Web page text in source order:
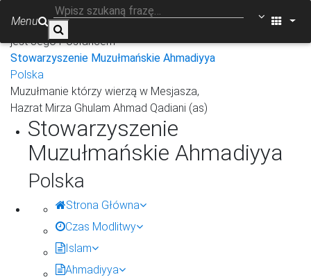
W imię Allaha Miłosiernego Litościwego
Nie ma nikogo godnego czci oprócz Allaha i Muhammad
jest Jego Posłańcem
Stowarzyszenie Muzułmańskie Ahmadiyya
Polska
Muzułmanie którzy wierzą w Mesjasza,
Hazrat Mirza Ghulam Ahmad Qadiani (as)
Menu
Stowarzyszenie
Muzułmańskie Ahmadiyya
Polska
Strona Główna
Czas Modlitwy
Islam
Ahmadiyya